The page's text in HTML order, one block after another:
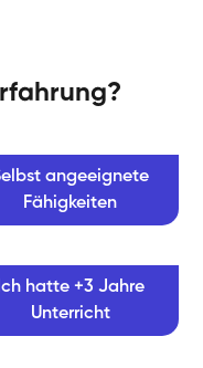
angeeignete
Fähigkeiten
hatte +3 Jahre
Unterricht